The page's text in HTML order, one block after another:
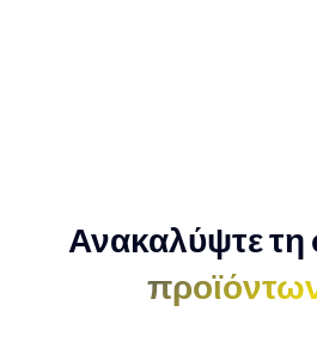
Ανακαλύψτε τη